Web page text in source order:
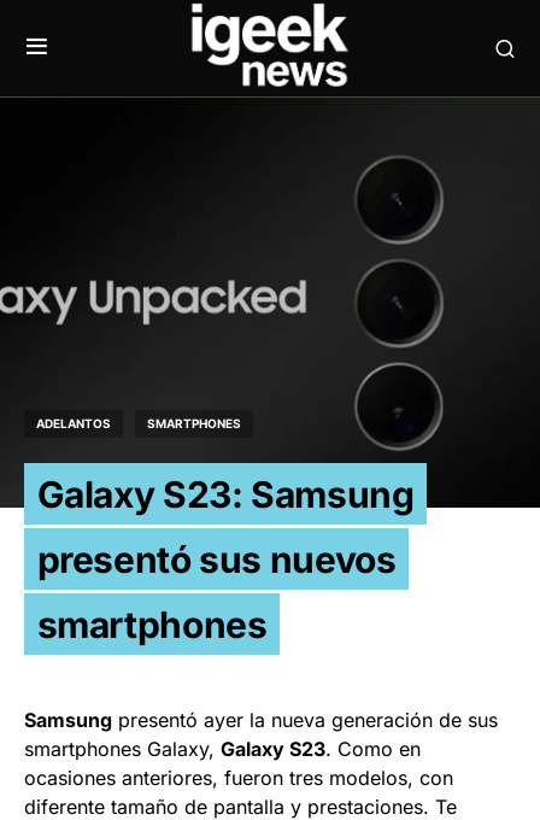
ADELANTOS SMARTPHONES
Galaxy S23: Samsung
presentó sus nuevos
smartphones
Samsung presentó ayer la nueva generación de sus
smartphones Galaxy, Galaxy S23. Como en
ocasiones anteriores, fueron tres modelos, con
diferente tamaño de pantalla y prestaciones. Te